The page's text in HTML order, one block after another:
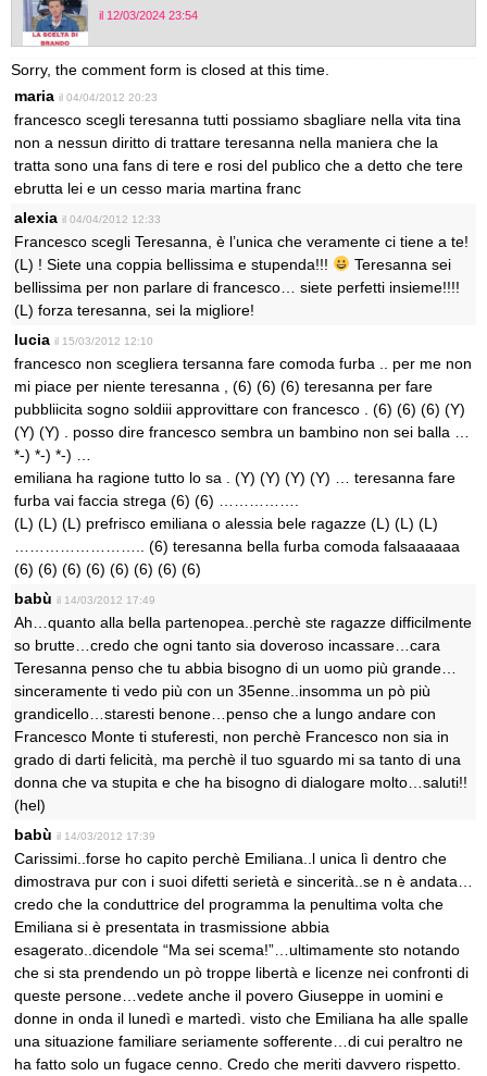
il 12/03/2024 23:54
Sorry, the comment form is closed at this time.
maria il 04/04/2012 20:23
francesco scegli teresanna tutti possiamo sbagliare nella vita tina
non a nessun diritto di trattare teresanna nella maniera che la
tratta sono una fans di tere e rosi del publico che a detto che tere
ebrutta lei e un cesso maria martina franc
alexia il 04/04/2012 12:33
Francesco scegli Teresanna, è l’unica che veramente ci tiene a te!
(L) ! Siete una coppia bellissima e stupenda!!!
Teresanna sei
bellissima per non parlare di francesco… siete perfetti insieme!!!!
(L) forza teresanna, sei la migliore!
lucia il 15/03/2012 12:10
francesco non scegliera tersanna fare comoda furba .. per me non
mi piace per niente teresanna , (6) (6) (6) teresanna per fare
pubbliicita sogno soldiii approvittare con francesco . (6) (6) (6) (Y)
(Y) (Y) . posso dire francesco sembra un bambino non sei balla …
*-) *-) *-) …
emiliana ha ragione tutto lo sa . (Y) (Y) (Y) (Y) … teresanna fare
furba vai faccia strega (6) (6) …………….
(L) (L) (L) prefrisco emiliana o alessia bele ragazze (L) (L) (L)
…………………….. (6) teresanna bella furba comoda falsaaaaaa
(6) (6) (6) (6) (6) (6) (6) (6)
babù il 14/03/2012 17:49
Ah…quanto alla bella partenopea..perchè ste ragazze difficilmente
so brutte…credo che ogni tanto sia doveroso incassare…cara
Teresanna penso che tu abbia bisogno di un uomo più grande…
sinceramente ti vedo più con un 35enne..insomma un pò più
grandicello…staresti benone…penso che a lungo andare con
Francesco Monte ti stuferesti, non perchè Francesco non sia in
grado di darti felicità, ma perchè il tuo sguardo mi sa tanto di una
donna che va stupita e che ha bisogno di dialogare molto…saluti!!
(hel)
babù il 14/03/2012 17:39
Carissimi..forse ho capito perchè Emiliana..l unica lì dentro che
dimostrava pur con i suoi difetti serietà e sincerità..se n è andata…
credo che la conduttrice del programma la penultima volta che
Emiliana si è presentata in trasmissione abbia
esagerato..dicendole “Ma sei scema!”…ultimamente sto notando
che si sta prendendo un pò troppe libertà e licenze nei confronti di
queste persone…vedete anche il povero Giuseppe in uomini e
donne in onda il lunedì e martedì. visto che Emiliana ha alle spalle
una situazione familiare seriamente sofferente…di cui peraltro ne
ha fatto solo un fugace cenno. Credo che meriti davvero rispetto.